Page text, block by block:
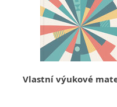
Vlastní výukové